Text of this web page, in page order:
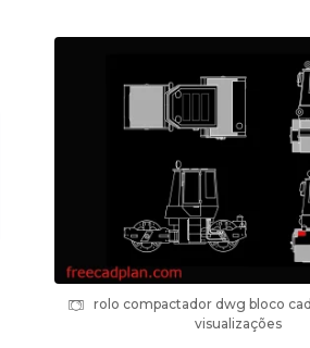
rolo compactador dwg bloco
visualizações